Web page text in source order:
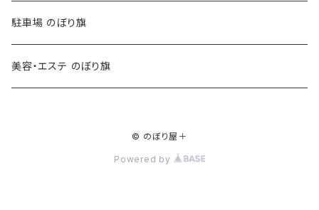
駐車場 のぼり旗
美容・エステ のぼり旗
© のぼり屋＋
Powered by